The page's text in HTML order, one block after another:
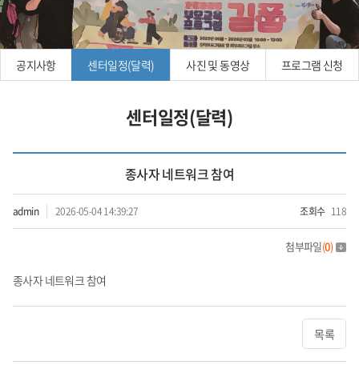
공지사항 센터일정(달력) 사진 및 동영상 프로그램 신청
센터일정(달력)
종사자 네트워크 참여
admin 2026-05-04 14:39:27 조회수 118
첨부파일(0)
종사자 네트워크 참여
목록